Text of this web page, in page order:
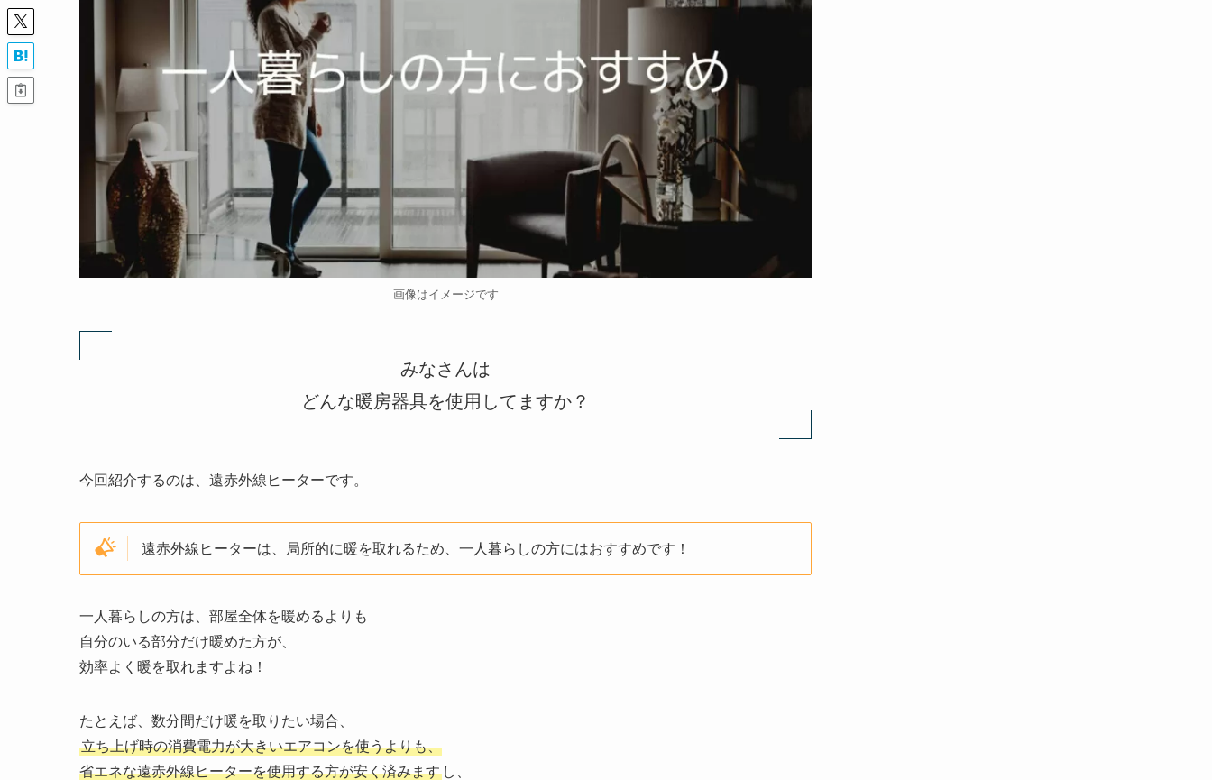
画像はイメージです
みなさんは
どんな暖房器具を使用してますか？
今回紹介するのは、遠赤外線ヒーターです。
遠赤外線ヒーターは、局所的に暖を取れるため、一人暮らしの方にはおすすめです！
一人暮らしの方は、部屋全体を暖めるよりも
自分のいる部分だけ暖めた方が、
効率よく暖を取れますよね！
たとえば、数分間だけ暖を取りたい場合、
立ち上げ時の消費電力が大きいエアコンを使うよりも、
省エネな遠赤外線ヒーターを使用する方が安く済みます し、